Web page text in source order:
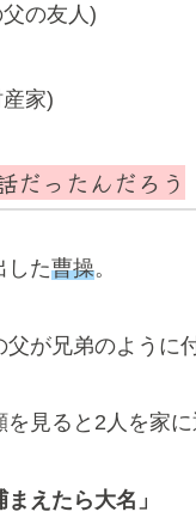
の友人)
家)
だったんだろう
した曹操。
が兄弟のように
見ると2人を家
えたら大名」